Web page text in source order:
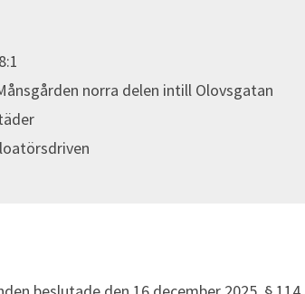
norra delen intill Olovsgatan